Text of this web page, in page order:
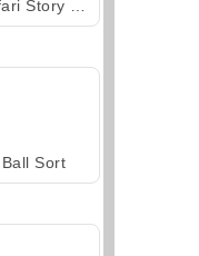
Ball Sort